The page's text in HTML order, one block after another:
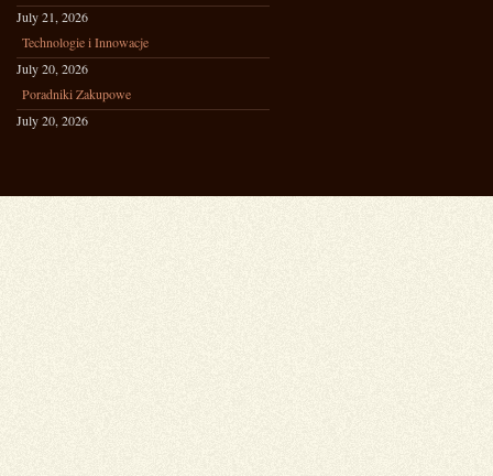
July 21, 2026
Technologie i Innowacje
July 20, 2026
Poradniki Zakupowe
July 20, 2026